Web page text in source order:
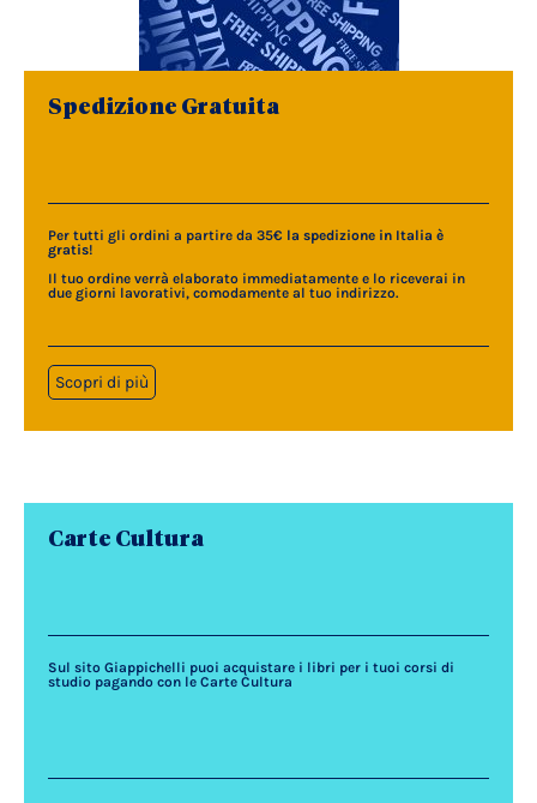
Spedizione Gratuita
Per tutti gli ordini a partire da 35€ la spedizione in Italia è
gratis!
Il tuo ordine verrà elaborato immediatamente e lo riceverai in
due giorni lavorativi, comodamente al tuo indirizzo.
Scopri di più
Carte Cultura
Sul sito Giappichelli puoi acquistare i libri per i tuoi corsi di
studio pagando con le Carte Cultura